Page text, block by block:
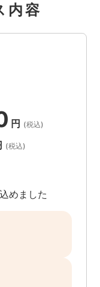
内容
円 (税込)
(税込)
めました